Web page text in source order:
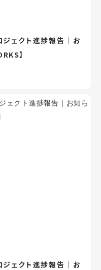
ェクト進捗報告｜お
】
ェクト進捗報告｜お